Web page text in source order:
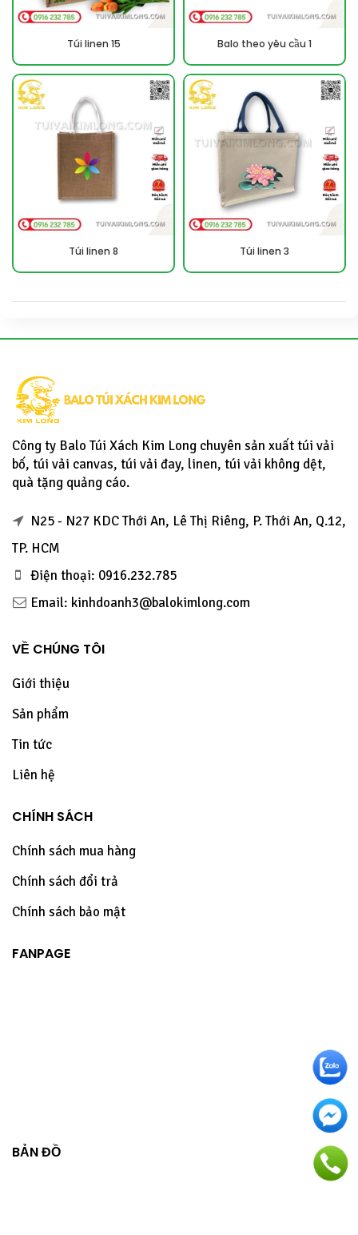
Túi linen 15 Balo theo yêu cầu 1
Túi linen 8 Túi linen 3
Công ty Balo Túi Xách Kim Long chuyên sản xuất túi vải
bố, túi vải canvas, túi vải đay, linen, túi vải không dệt,
quà tặng quảng cáo.
N25 - N27 KDC Thới An, Lê Thị Riêng, P. Thới An, Q.12,
TP. HCM
Điện thoại: 0916.232.785
Email: kinhdoanh3@balokimlong.com
VỀ CHÚNG TÔI
Giới thiệu
Sản phẩm
Tin tức
Liên hệ
CHÍNH SÁCH
Chính sách mua hàng
Chính sách đổi trả
Chính sách bảo mật
FANPAGE
BẢN ĐỒ